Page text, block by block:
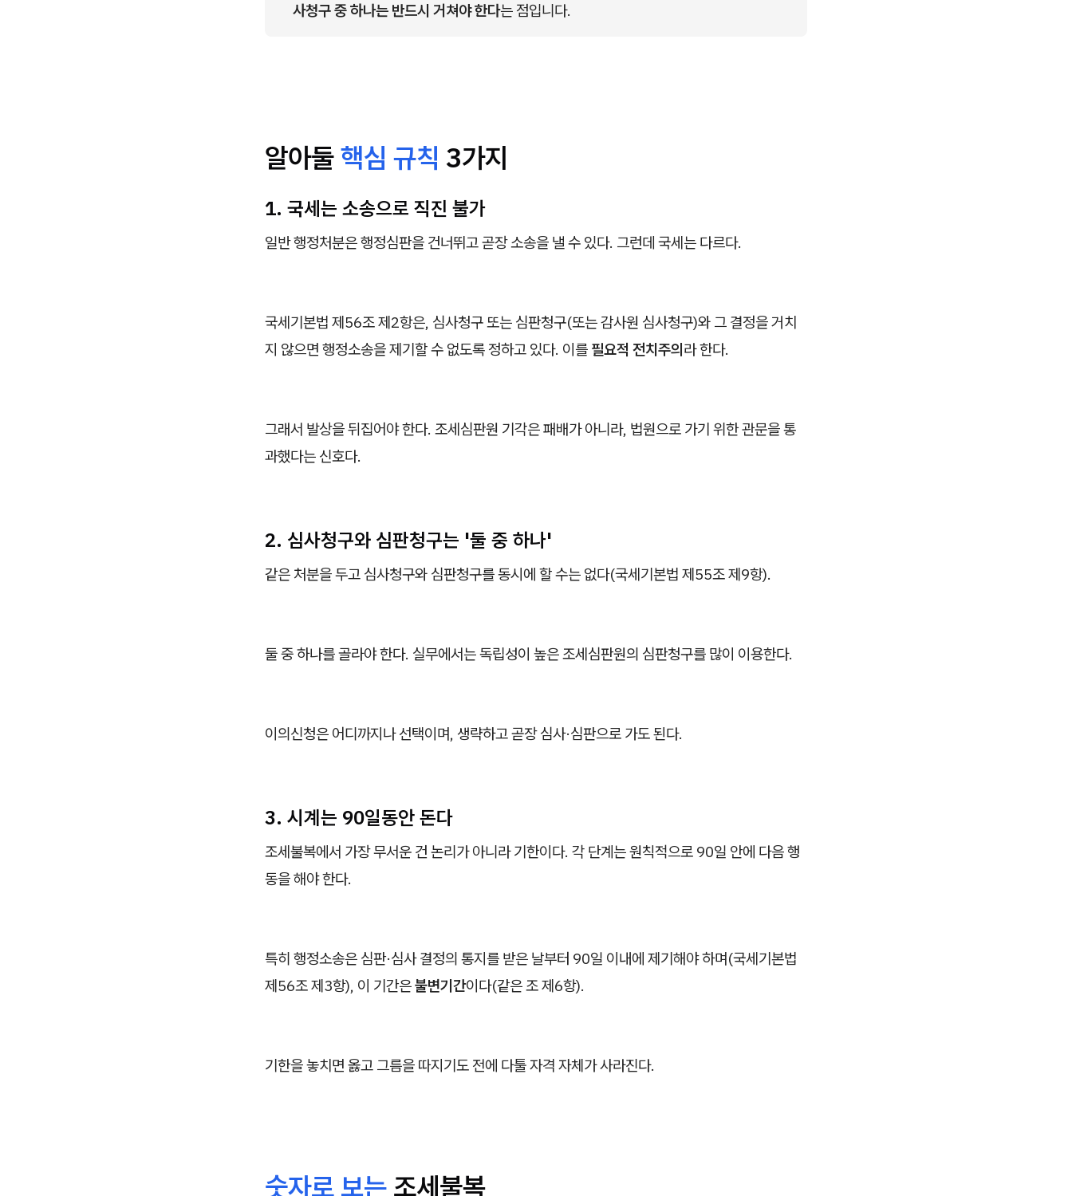
사청구 중 하나는 반드시 거쳐야 한다는 점입니다.
알아둘핵심 규칙 3가지
1. 국세는 소송으로 직진 불가
일반 행정처분은 행정심판을 건너뛰고 곧장 소송을 낼 수 있다. 그런데 국세는 다르다.
국세기본법 제56조 제2항은, 심사청구 또는 심판청구(또는 감사원 심사청구)와 그 결정을 거치
지 않으면 행정소송을 제기할 수 없도록 정하고 있다. 이를 필요적 전치주의라 한다.
그래서 발상을 뒤집어야 한다. 조세심판원 기각은 패배가 아니라, 법원으로 가기 위한 관문을 통
과했다는 신호다.
2. 심사청구와 심판청구는 '둘 중 하나'
같은 처분을 두고 심사청구와 심판청구를 동시에 할 수는 없다(국세기본법 제55조 제9항).
둘 중 하나를 골라야 한다. 실무에서는 독립성이 높은 조세심판원의 심판청구를 많이 이용한다.
이의신청은 어디까지나 선택이며, 생략하고 곧장 심사·심판으로 가도 된다.
3. 시계는 90일동안 돈다
조세불복에서 가장 무서운 건 논리가 아니라 기한이다. 각 단계는 원칙적으로 90일 안에 다음 행
동을 해야 한다.
특히 행정소송은 심판·심사 결정의 통지를 받은 날부터 90일 이내에 제기해야 하며(국세기본법
제56조 제3항), 이 기간은불변기간이다(같은 조 제6항).
기한을 놓치면 옳고 그름을 따지기도 전에 다툴 자격 자체가 사라진다.
숫자로 보는 조세불복